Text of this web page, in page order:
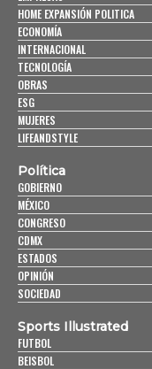
HOME EXPANSIÓN POLITICA
ECONOMÍA
INTERNACIONAL
TECNOLOGÍA
OBRAS
ESG
MUJERES
LIFEANDSTYLE
Política
GOBIERNO
MÉXICO
CONGRESO
CDMX
ESTADOS
OPINIÓN
SOCIEDAD
Sports Illustrated
FUTBOL
BEISBOL